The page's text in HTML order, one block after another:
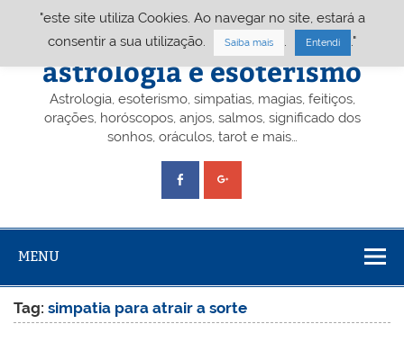
Portal A&E – Portal
astrologia e esoterismo
Astrologia, esoterismo, simpatias, magias, feitiços,
orações, horóscopos, anjos, salmos, significado dos
sonhos, oráculos, tarot e mais…
MENU
Tag:simpatia para atrair a sorte
"este site utiliza Cookies. Ao navegar no site, estará a
consentir a sua utilização.
Saiba mais Entendi ."